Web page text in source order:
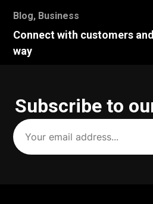
Blog, Business
Connect with customers
way
Subscribe to
Your
email
address
(Required)